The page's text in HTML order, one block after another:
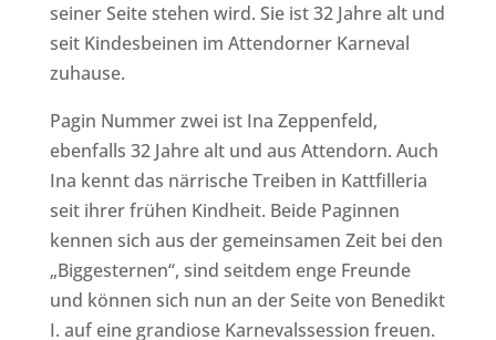
seiner Seite stehen wird. Sie ist 32 Jahre alt und
seit Kindesbeinen im Attendorner Karneval
zuhause.
Pagin Nummer zwei ist Ina Zeppenfeld,
ebenfalls 32 Jahre alt und aus Attendorn. Auch
Ina kennt das närrische Treiben in Kattfilleria
seit ihrer frühen Kindheit. Beide Paginnen
kennen sich aus der gemeinsamen Zeit bei den
„Biggesternen“, sind seitdem enge Freunde
und können sich nun an der Seite von Benedikt
I. auf eine grandiose Karnevalssession freuen.